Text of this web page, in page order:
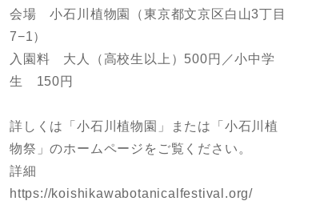
会場 小石川植物園（東京都文京区白山3丁目
7−1）
入園料 大人（高校生以上）500円／小中学
生 150円
詳しくは「小石川植物園」または「小石川植
物祭」のホームページをご覧ください。
詳細
https://koishikawabotanicalfestival.org/